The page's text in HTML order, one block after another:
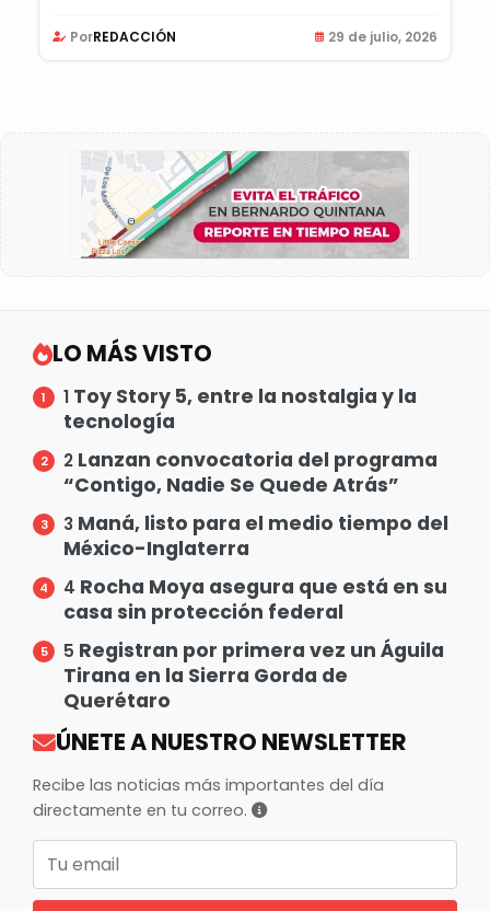
PorREDACCIÓN 29 de julio, 2026
LO MÁS VISTO
1 Toy Story 5, entre la nostalgia y la
tecnología
2 Lanzan convocatoria del programa
“Contigo, Nadie Se Quede Atrás”
3 Maná, listo para el medio tiempo del
México-Inglaterra
4 Rocha Moya asegura que está en su
casa sin protección federal
5 Registran por primera vez un Águila
Tirana en la Sierra Gorda de
Querétaro
ÚNETE A NUESTRO NEWSLETTER
Recibe las noticias más importantes del día
directamente en tu correo.
Correo electrónico